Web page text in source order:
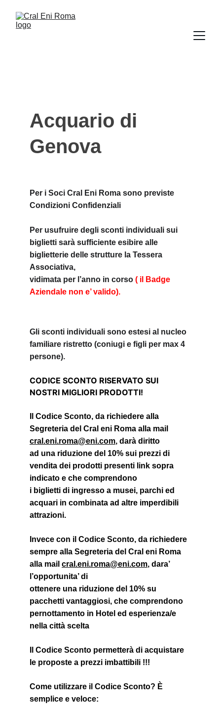
Acquario di
Genova
Per i Soci Cral Eni Roma sono previste
Condizioni Confidenziali
Per usufruire degli sconti individuali sui
biglietti sarà sufficiente esibire alle
biglietterie delle strutture la Tessera
Associativa,
vidimata per l’anno in corso ( il Badge
Aziendale non e’ valido).
Gli sconti individuali sono estesi al nucleo
familiare ristretto (coniugi e figli per max 4
persone).
CODICE SCONTO RISERVATO SUI
NOSTRI MIGLIORI PRODOTTI!
Il Codice Sconto, da richiedere alla
Segreteria del Cral eni Roma alla mail
cral.eni.roma@eni.com, darà diritto
ad una riduzione del 10% sui prezzi di
vendita dei prodotti presenti link sopra
indicato e che comprendono
i biglietti di ingresso a musei, parchi ed
acquari in combinata ad altre imperdibili
attrazioni.
Invece con il Codice Sconto, da richiedere
sempre alla Segreteria del Cral eni Roma
alla mail cral.eni.roma@eni.com, dara’
l’opportunita’ di
ottenere una riduzione del 10% su
pacchetti vantaggiosi, che comprendono
pernottamento in Hotel ed esperienza/e
nella città scelta
Il Codice Sconto permetterà di acquistare
le proposte a prezzi imbattibili !!!
Come utilizzare il Codice Sconto? È
semplice e veloce: